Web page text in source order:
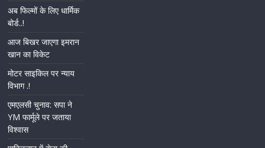
अब फिल्मों के लिए धार्मिक
बोर्ड..!
आज बिखर जाएगा इमरान
खान का विकेट
मोटर साइकिल पर न्याय
विभाग .!
एमएलसी चुनाव: सपा ने
YM फार्मूले पर जताया
विश्वास